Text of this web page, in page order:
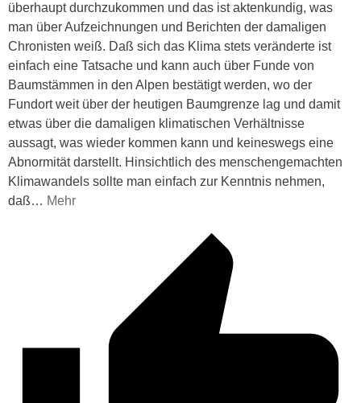
überhaupt durchzukommen und das ist aktenkundig, was
man über Aufzeichnungen und Berichten der damaligen
Chronisten weiß. Daß sich das Klima stets veränderte ist
einfach eine Tatsache und kann auch über Funde von
Baumstämmen in den Alpen bestätigt werden, wo der
Fundort weit über der heutigen Baumgrenze lag und damit
etwas über die damaligen klimatischen Verhältnisse
aussagt, was wieder kommen kann und keineswegs eine
Abnormität darstellt. Hinsichtlich des menschengemachten
Klimawandels sollte man einfach zur Kenntnis nehmen,
daß… Mehr